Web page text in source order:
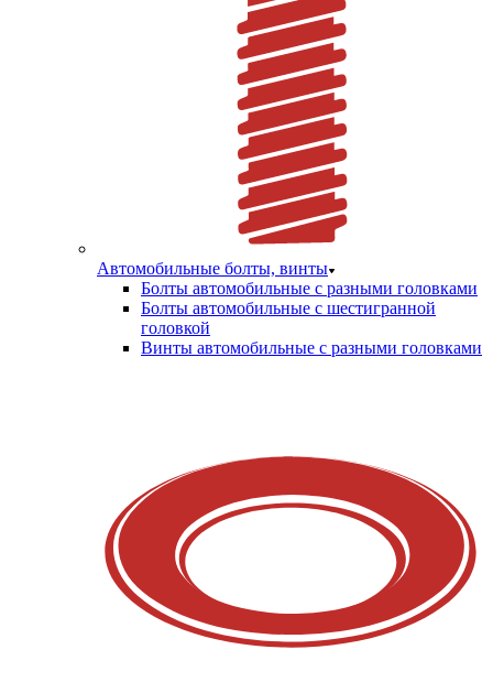
Автомобильные болты, винты
Болты автомобильные с разными головками
Болты автомобильные с шестигранной
головкой
Винты автомобильные с разными головками